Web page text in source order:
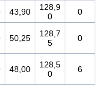
43,90
128,9
0
0
50,25
128,7
5
0
48,00
128,5
0
6